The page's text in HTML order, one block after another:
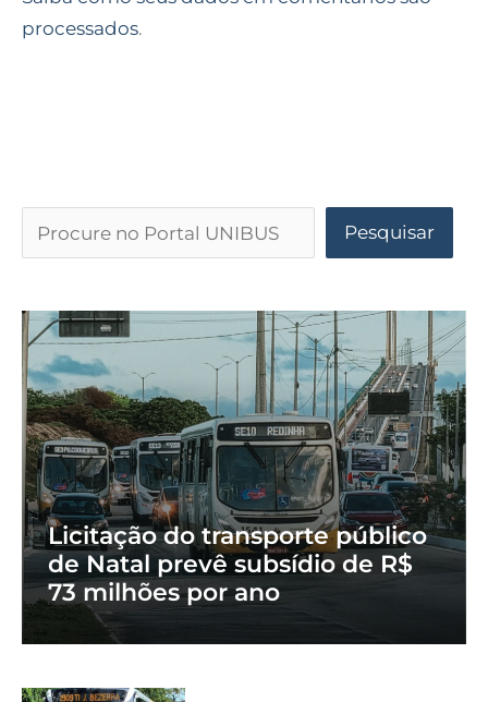
processados.
Pesquisar
Licitação do transporte público
de Natal prevê subsídio de R$
73 milhões por ano